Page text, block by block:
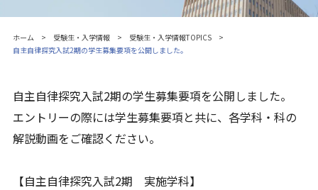
ホーム 受験生・入学情報
受験生・入学情報TOPICS
自主自律探究入試2期の学生募集要項を公開しました。
自主自律探究入試2期の学生募集要項を公開しました。
エントリーの際には学生募集要項と共に、各学科・科の
解説動画をご確認ください。
【自主自律探究入試2期 実施学科】